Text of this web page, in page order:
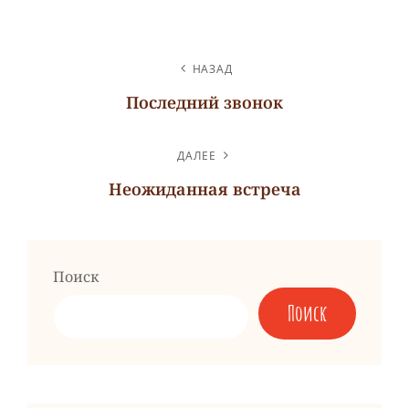
НАЗАД
Последний звонок
ДАЛЕЕ
Неожиданная встреча
Поиск
Поиск